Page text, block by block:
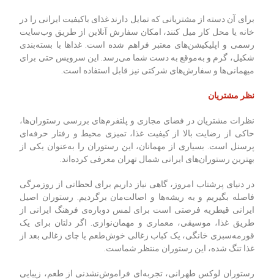
برای آن دسته از مشتریانی که تمایل دارند غذای باکیفیت ایرانی را در
خانه یا محل کار میل کنند، امکان سفارش آنلاین از طریق وب‌سایت
رسمی و اپلیکیشن‌های معتبر فراهم شده است. غذاها با بسته‌بندی
شکیل، گرم و به‌موقع به دست شما می‌رسد. این سرویس حتی برای
میهمانی‌ها و سفارش‌های شرکتی نیز قابل استفاده است.
نظر مشتریان
نظرات مشتریان در فضای مجازی و پلتفرم‌های بررسی رستوران‌ها،
حاکی از رضایت بالا از کیفیت غذا، تمیزی محیط و رفتار حرفه‌ای
پرسنل است. بسیاری از مهمانان، این رستوران را به‌عنوان یکی از
بهترین رستوران‌های ایرانی شمال تهران معرفی کرده‌اند.
در دنیای پرشتاب امروز، گاهی نیاز داریم برای لحظاتی از روزمرگی
فاصله بگیریم و به ریشه‌ها و اصالت‌مان برگردیم. رستوران اصیل
ایرانی قیطریه فرصتی است برای لمس دوباره‌ی فرهنگ ایرانی از
طریق غذا، موسیقی، معماری و مهمان‌نوازی. اگر دلتان برای یک
قورمه‌سبزی خانگی، یک کباب زغالی خوش‌طعم یا چای زغالی بعد از
غذا تنگ شده، این رستوران منتظر شماست.
رستوران لوکس طهرانی، تجربه‌ای فراموش‌نشدنی از طعم، زیبایی